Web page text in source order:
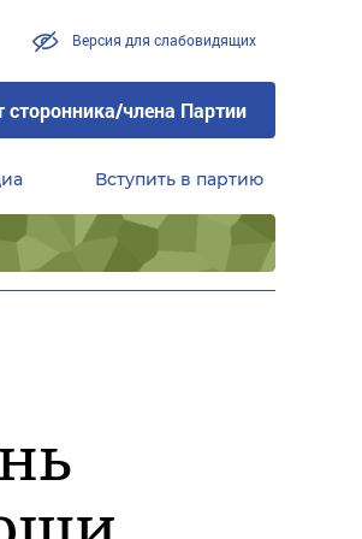
Версия для слабовидящих
члена Партии
Вступить в партию